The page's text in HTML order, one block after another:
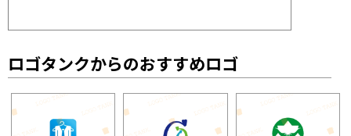
ロゴタンクからのおすすめロゴ